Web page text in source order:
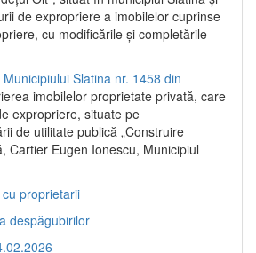
de expropriere a imobilelor cuprinse
cu modificările şi completările
Slatina nr. 1458 din
imobilelor proprietate privată, care
expropriere, situate pe
de utilitate publică „Construire
Cartier Eugen Ionescu, Municipiul
proprietarii
despăgubirilor